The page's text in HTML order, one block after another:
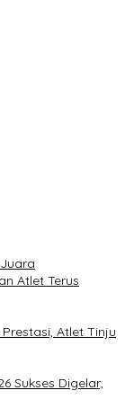
Atlet Terus
Atlet Tinju
Sukses Digelar,